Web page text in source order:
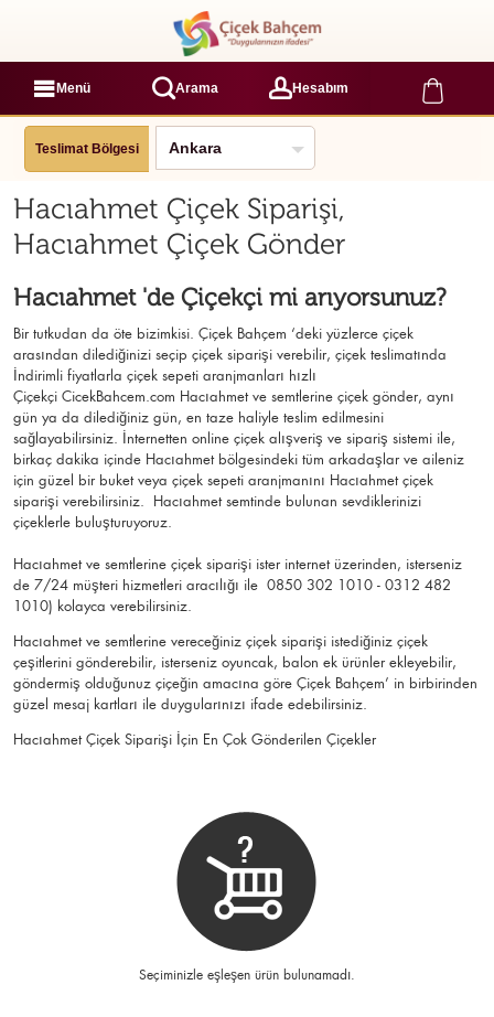
Menü Arama Hesabım
Teslimat Bölgesi
Hacıahmet Çiçek Siparişi,
Hacıahmet Çiçek Gönder
Hacıahmet 'de Çiçekçi mi arıyorsunuz?
Bir tutkudan da öte bizimkisi. Çiçek Bahçem ‘deki yüzlerce çiçek
arasından dilediğinizi seçip çiçek siparişi verebilir, çiçek teslimatında
İndirimli fiyatlarla çiçek sepeti aranjmanları hızlı
Çiçekçi CicekBahcem.com Hacıahmet ve semtlerine çiçek gönder, aynı
gün ya da dilediğiniz gün, en taze haliyle teslim edilmesini
sağlayabilirsiniz. İnternetten online çiçek alışveriş ve sipariş sistemi ile,
birkaç dakika içinde Hacıahmet bölgesindeki tüm arkadaşlar ve aileniz
için güzel bir buket veya çiçek sepeti aranjmanını Hacıahmet çiçek
siparişi verebilirsiniz. Hacıahmet semtinde bulunan sevdiklerinizi
çiçeklerle buluşturuyoruz.
Hacıahmet ve semtlerine çiçek siparişi ister internet üzerinden, isterseniz
de 7/24 müşteri hizmetleri aracılığı ile 0850 302 1010 - 0312 482
1010) kolayca verebilirsiniz.
Hacıahmet ve semtlerine vereceğiniz çiçek siparişi istediğiniz çiçek
çeşitlerini gönderebilir, isterseniz oyuncak, balon ek ürünler ekleyebilir,
göndermiş olduğunuz çiçeğin amacına göre Çiçek Bahçem’ in birbirinden
güzel mesaj kartları ile duygularınızı ifade edebilirsiniz.
Hacıahmet Çiçek Siparişi İçin En Çok Gönderilen Çiçekler
Seçiminizle eşleşen ürün bulunamadı.